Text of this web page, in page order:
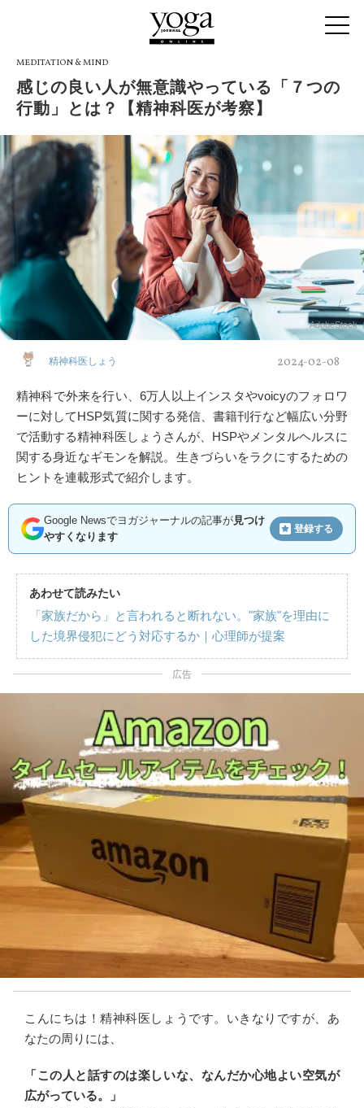
MEDITATION & MIND
感じの良い人が無意識やっている「７つの
行動」とは？【精神科医が考察】
AdobeStock
精神科医しょう 2024-02-08
精神科で外来を行い、6万人以上インスタやvoicyのフォロワ
ーに対してHSP気質に関する発信、書籍刊行など幅広い分野
で活動する精神科医しょうさんが、HSPやメンタルヘルスに
関する身近なギモンを解説。生きづらいをラクにするための
ヒントを連載形式で紹介します。
Google Newsでヨガジャーナルの記事が見つけ
やすくなります
登録する
あわせて読みたい
「家族だから」と言われると断れない。"家族"を理由に
した境界侵犯にどう対応するか｜心理師が提案
広告
こんにちは！精神科医しょうです。いきなりですが、あ
なたの周りには、
「この人と話すのは楽しいな、なんだか心地よい空気が
広がっている。」